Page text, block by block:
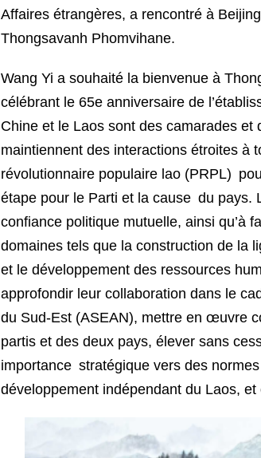
Affaires étrangères, a rencontré à
Thongsavanh Phomvihane.
Wang Yi a souhaité la bienvenue à
célébrant le 65e anniversaire de
Chine et le Laos sont des camarades
maintiennent des interactions étroites à
révolutionnaire populaire lao (PRPL)
étape pour le Parti et la cause du pays.
confiance politique mutuelle, ainsi qu’à
domaines tels que la construction de la
et le développement des ressources
approfondir leur collaboration dans le
du Sud-Est (ASEAN), mettre en œuvre
partis et des deux pays, élever sans
importance stratégique vers des
développement indépendant du Laos,